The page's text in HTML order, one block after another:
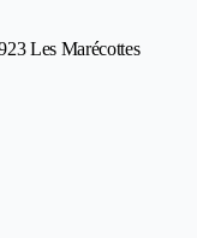
Les Marécottes